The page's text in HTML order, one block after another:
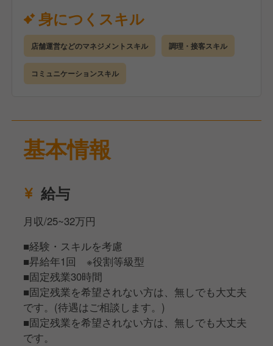
調理に関してもレベル的には難しくないので、未経験
でも慣れればすぐにできるようになります！女性にも
人気の職場です。
徐々に仕事に慣れてきたら、ゆくゆくは未来の店長と
してマネジメント業務などにも携わっていただければ
身につくスキル
店舗運営などのマネジメントスキル 調理・接客スキル
コミュニケーションスキル
基本情報
給与
月収/25~32万円
■経験・スキルを考慮
■昇給年1回 ※役割等級型
■固定残業30時間
■固定残業を希望されない方は、無しでも大丈夫
です。(待遇はご相談します。)
■固定残業を希望されない方は、無しでも大丈夫
です。